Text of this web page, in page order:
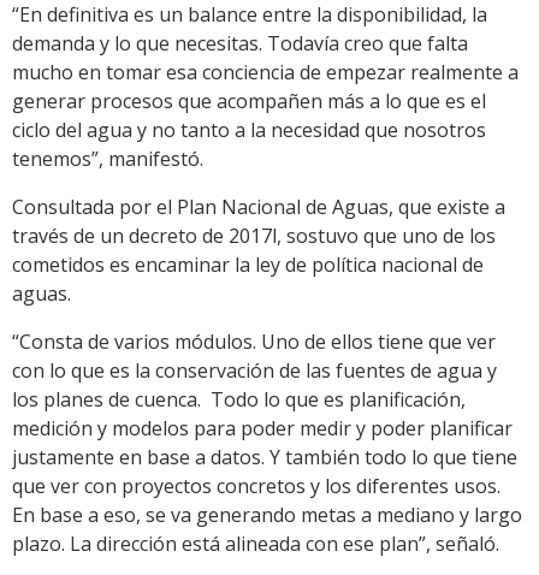
“En definitiva es un balance entre la disponibilidad, la
demanda y lo que necesitas. Todavía creo que falta
mucho en tomar esa conciencia de empezar realmente a
generar procesos que acompañen más a lo que es el
ciclo del agua y no tanto a la necesidad que nosotros
tenemos”, manifestó.
Consultada por el Plan Nacional de Aguas, que existe a
través de un decreto de 2017l, sostuvo que uno de los
cometidos es encaminar la ley de política nacional de
aguas.
“Consta de varios módulos. Uno de ellos tiene que ver
con lo que es la conservación de las fuentes de agua y
los planes de cuenca. Todo lo que es planificación,
medición y modelos para poder medir y poder planificar
justamente en base a datos. Y también todo lo que tiene
que ver con proyectos concretos y los diferentes usos.
En base a eso, se va generando metas a mediano y largo
plazo. La dirección está alineada con ese plan”, señaló.